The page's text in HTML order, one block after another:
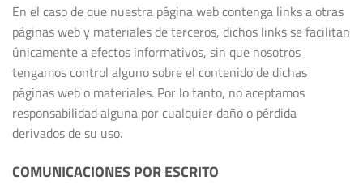
En el caso de que nuestra página web contenga links a otras
páginas web y materiales de terceros, dichos links se facilitan
únicamente a efectos informativos, sin que nosotros
tengamos control alguno sobre el contenido de dichas
páginas web o materiales. Por lo tanto, no aceptamos
responsabilidad alguna por cualquier daño o pérdida
derivados de su uso.
COMUNICACIONES POR ESCRITO